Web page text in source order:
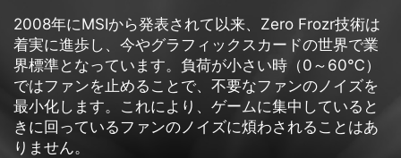
2008年にMSIから発表されて以来、Zero Frozr技術は
着実に進歩し、今やグラフィックスカードの世界で業
界標準となっています。負荷が小さい時（0～60℃）
ではファンを止めることで、不要なファンのノイズを
最小化します。これにより、ゲームに集中していると
きに回っているファンのノイズに煩わされることはあ
りません。